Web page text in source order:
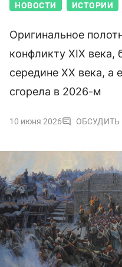
НОВОСТИ ИСТОРИИ
Оригинальное
конфликту XIX века,
середине XX века, а
сгорела в 2026-м
10 июня 2026 ОБСУДИТЬ